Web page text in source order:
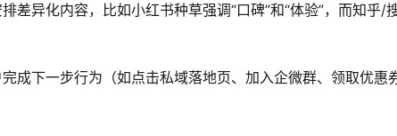
差异化内容，比如小红书种草强调“口碑”和“体验”，而知乎/
成下一步行为（如点击私域落地页、加入企微群、领取优惠